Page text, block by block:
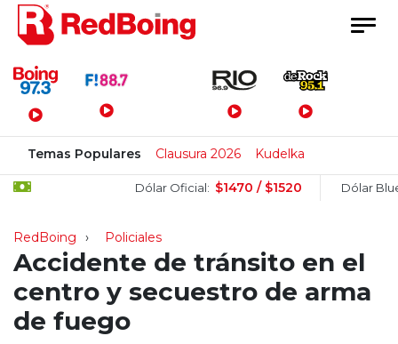
Menú Principal
Temas Populares Clausura 2026 Kudelka
Dólar Oficial: $1470 / $1520 Dólar Blue:
RedBoing Policiales
Accidente de tránsito en el
centro y secuestro de arma
de fuego